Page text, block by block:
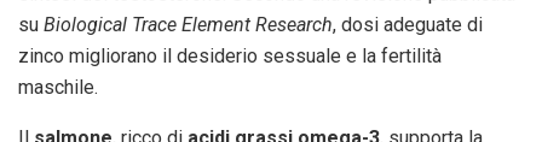
su Biological Trace Element Research, dosi adeguate di
zinco migliorano il desiderio sessuale e la fertilità
maschile.